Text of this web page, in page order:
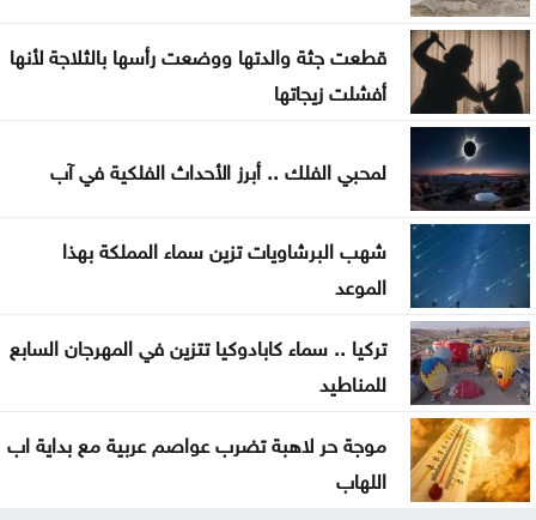
عمان الاهلية بطلة الجامعات الأردنية في الكراتيه للطلاب
ووصيفه البطولة للطالبات .. صور
سياحة عجلون تطلق رحلات برنامج أردننا جنة إلى مختلف
مناطق المملكة
صادرات عمّان الصناعية تكسر حاجز 4 مليارات دينار منذ
بداية العام
سلسلة غارات إسرائيلية على جنوب لبنان تزامنا مع
استمرار مفاوضات روما
الوصاية الهاشمية تحظى بإجماع عربي وإسلامي في
اجتماع عمّان
قطعت جثة والدتها ووضعت رأسها بالثلاجة لأنها
أفشلت زيجاتها
لمحبي الفلك .. أبرز الأحداث الفلكية في آب
شهب البرشاويات تزين سماء المملكة بهذا
الموعد
تركيا .. سماء كابادوكيا تتزين في المهرجان السابع
للمناطيد
موجة حر لاهبة تضرب عواصم عربية مع بداية اب
اللهاب